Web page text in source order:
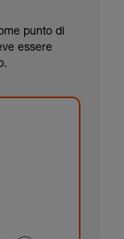
punto di
essere